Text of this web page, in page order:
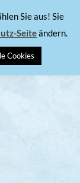
Sie aus! Sie
Seiteändern.
Cookies